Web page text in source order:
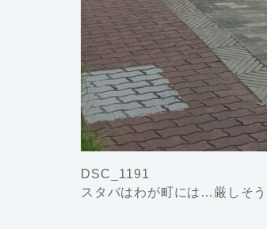
DSC_1191
スタバはわが町には…厳しそ